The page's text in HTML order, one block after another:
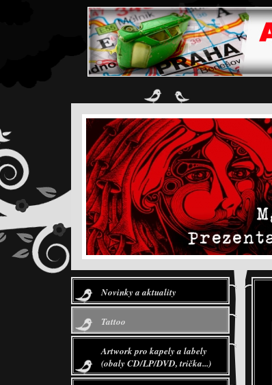
Novinky a aktuality
Tattoo
Artwork pro kapely a labely
(obaly CD/LP/DVD, trička...)